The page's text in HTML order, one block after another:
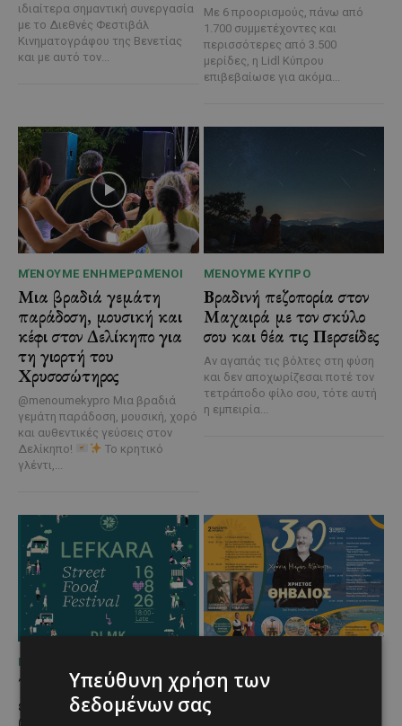
ιδιαίτερα σημαντική συνεργασία
με το Διεθνές Φεστιβάλ
Κινηματογράφου της Βενετίας
και με αυτό τον...
Με 6 προορισμούς, πάνω από
1.700 συμμετέχοντες και
περισσότερες από 3.500
μερίδες, η Lidl Κύπρου
επιβεβαίωσε για ακόμα...
ΜΈΝΟΥΜΕ ΕΝΗΜΕΡΩΜΈΝΟΙ
Μια βραδιά γεμάτη
παράδοση, μουσική και
κέφι στον Δελίκηπο για
τη γιορτή του
Χρυσοσώτηρος
@menoumekypro Μια βραδιά
γεμάτη παράδοση, μουσική, χορό
και αυθεντικές γεύσεις στον
Δελίκηπο!
Το κρητικό
γλέντι,...
ΜΈΝΟΥΜΕ ΚΎΠΡΟ
Βραδινή πεζοπορία στον
Μαχαιρά με τον σκύλο
σου και θέα τις Περσείδες
Αν αγαπάς τις βόλτες στη φύση
και δεν αποχωρίζεσαι ποτέ τον
τετράποδο φίλο σου, τότε αυτή
η εμπειρία...
ΜΈΝΟΥΜΕ ΚΎΠΡΟ
Τα Λεύκαρα
ετοιμάζονται για μία
Το 10ο Φεστιβάλ
Αγροτικού Πολιτισμού
Υπεύθυνη χρήση των
δεδομένων σας